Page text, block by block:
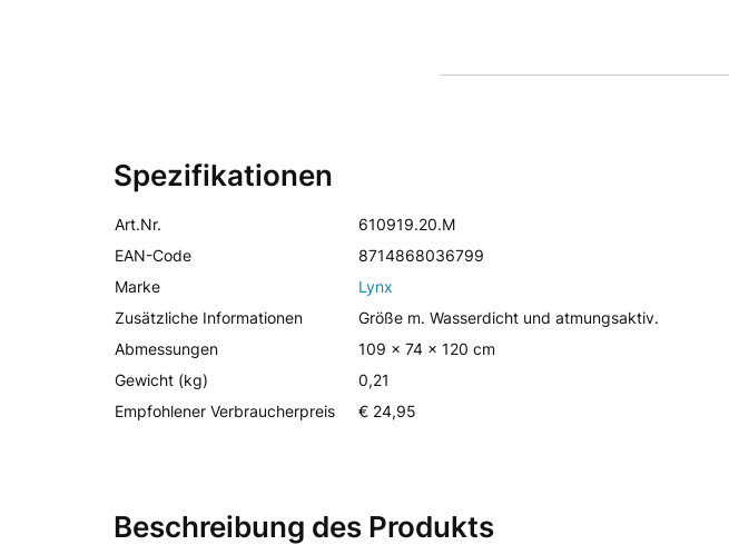
Spezifikationen
Art.Nr.
610919.20.M
EAN-Code
8714868036799
Marke
Lynx
Zusätzliche Informationen
Größe m. Wasserdicht und atmungsaktiv.
Abmessungen
109 x 74 x 120 cm
Gewicht (kg)
0,21
Empfohlener Verbraucherpreis
€ 24,95
Beschreibung des Produkts